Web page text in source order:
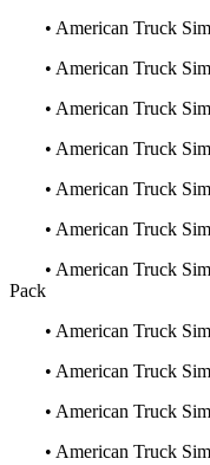
• American Truck
• American Truck
• American Truck
• American Truck
• American Truck
• American Truck
• American Truck
Pack
• American Truck
• American Truck
• American Truck
• American Truck